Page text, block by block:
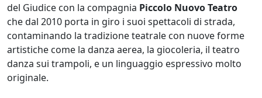
del Giudice con la compagnia Piccolo Nuovo Teatro
che dal 2010 porta in giro i suoi spettacoli di strada,
contaminando la tradizione teatrale con nuove forme
artistiche come la danza aerea, la giocoleria, il teatro
danza sui trampoli, e un linguaggio espressivo molto
originale.